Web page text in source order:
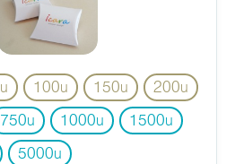
u 100u 150u 200u
750u 1000u 1500u
5000u